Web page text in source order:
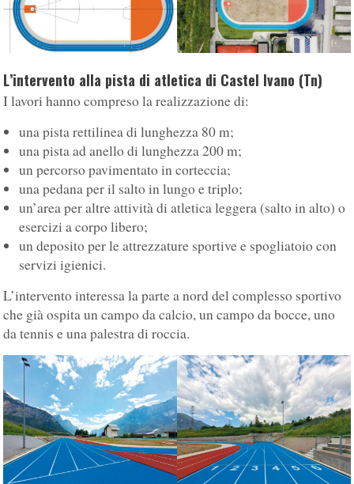
L’intervento alla pista di atletica di Castel Ivano (Tn)
I lavori hanno compreso la realizzazione di:
una pista rettilinea di lunghezza 80 m;
una pista ad anello di lunghezza 200 m;
un percorso pavimentato in corteccia;
una pedana per il salto in lungo e triplo;
un’area per altre attività di atletica leggera (salto in alto) o
esercizi a corpo libero;
un deposito per le attrezzature sportive e spogliatoio con
servizi igienici.
L’intervento interessa la parte a nord del complesso sportivo
che già ospita un campo da calcio, un campo da bocce, uno
da tennis e una palestra di roccia.